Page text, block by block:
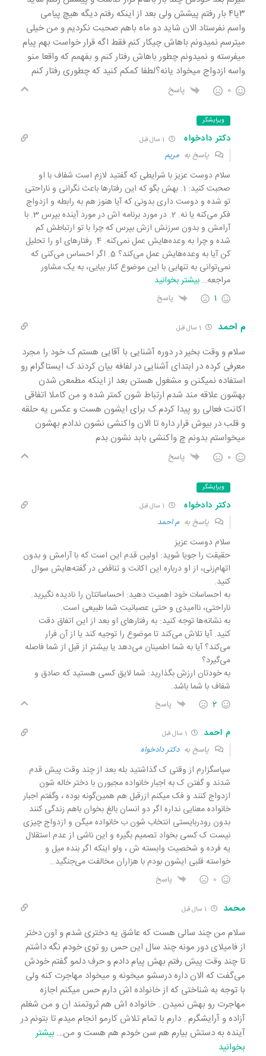
۳یا۴ بار رفتم پیشش ولی بعد از اینکه رفتم دیگه هیچ پیامی
واسم نفرستاد الان شاید دو ماه باهم صحبت نکردیم و من خیلی
میترسم نمیدونم باهاش چیکار کنم فقط اگه قرار خواست بهم پیام
میفرسته و نمیدونم چطور باهاش رفتار کنم و بفهمم که واقعا منو
واسه ازدواج میخواد یانه؟لطفا کمکم کنید که چطوری رفتار کنم
0 پاسخ
ویرایشگر
دکتر دادخواه
پاسخ به مریم
سلام دوست عزیز با شرایطی که گفتید لازم است شفاف با او
صحبت کنید: 1. بهش بگو که این رفتارها باعث نگرانی و ناراحتی
تو شده و دوست داری بدونی که آیا هنوز هم به رابطه و ازدواج
فکر می‌کنه یا نه. 2. در مورد برنامه اش در مورد آینده بپرس 3. با
آرامش و بدون سرزنش ازش بپرس که چرا با تو ارتباطش کم
شده و چرا به وعده‌هایش عمل نمی‌کنه. 4. رفتارهای او را تحلیل
کن آیا به وعده‌هایش عمل می‌کند؟ 5. اگر احساس می‌کنی که
نمی‌توانی به تنهایی با این موضوع کنار بیایی، به یک مشاور
مراجعه… بیشتر بخوانید
1 پاسخ
م احمد
سلام و وقت بخیر در دوره آشنایی با آقایی هستم ک خود را مجرد
معرفی کرده در ابتدای آشنایی در لفافه بیان کردند ک ایستاگرام رو
استفاده نمیکنن و مشغول هستن بعد از اینکه مطمعن شدن
بهشون علاقه مند شدم ارتباط شون کمتر شده و من کاملا اتفاقی
اکانت فعالی رو پیدا کردم ک برای ایشون هست و عکس یه حلقه
و قلب در بیوش قرار داره تا الان واکنشی نشون ندادم بهشون
میخواستم بدونم چ واکنشی بابد نشون بدم
0 پاسخ
ویرایشگر
دکتر دادخواه
پاسخ به م احمد
سلام دوست عزیز
حقیقت را جویا شوید: اولین قدم این است که با آرامش و بدون
اتهام‌زنی، از او درباره این اکانت و تناقض در گفته‌هایش سوال
کنید.
به احساسات خود اهمیت دهید: احساساتتان را نادیده نگیرید.
ناراحتی، ناامیدی و حتی عصبانیت شما طبیعی است.
به نشانه‌ها توجه کنید: به رفتارهای او بعد از این اتفاق دقت
کنید. آیا تلاش می‌کند تا موضوع را توجیه کند یا از آن فرار
می‌کند؟ آیا به شما اطمینان می‌دهد یا بیشتر از قبل از شما فاصله
می‌گیرد؟
به خودتان ارزش بگذارید: شما لایق کسی هستید که صادق و
شفاف با شما باشد.
2 پاسخ
م احمد
پاسخ بهدکتر دادخواه
سپاسگزارم از وقتی ک گذاشتید بله بعد از چند وقت پیش قدم
شدند و گفتن ک به اجبار خانواده مجبورن با دختر خاله شون
ازدواج کنند و فک میکنم ازرقبل هم همین‌گونه بوده ، وگفتم اجبار
خانواده معنایی نداره اگر دو انسان بالغ بخوان باهم زندگی کنند
بدون رودربایستی انتخاب شون ب خانواده میگن و ازدواج چیزی
نیست ک کسی بخواد تصمیم بگیره و این ناشی از عدم استقلال
یه فرده و شخصیت وابسته ش ، ولو اینکه اگر بنده میل و
خواسته قلبی ایشون بودم با هزاران مخالفت می‌جنگید…
0 پاسخ
محمد
سلام من چند سالی هست که عاشق یه دختری شدم و اون دختر
از فامیلای دور مونه چند سال این حس رو توی خودم نگه داشتم
تا چند وقت پیش رفتم بهش پیام دادم و حرف دلمو گفتم خودش
می‌گفت که الان داره درسشو میخونه و میخواد مهاجرت کنه ولی
با توجه به شناختی که از خانواده اش دارم حس میکنم اجازه
مهاجرت رو بهش نمیدن . خانواده اش هم ثروتمند ان و من شغلم
آزاده و آرایشگرم . دارم با تمام تلاش کارمو انجام میدم تا بتونم در
آینده به دستش بیارم هم سن خودم هم هست و من… بیشتر
بخوانید